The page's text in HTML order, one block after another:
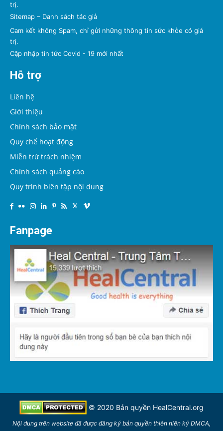
trị.
Sitemap – Danh sách tác giả
Cam kết không Spam, chỉ gửi những thông tin sức khỏe có giá
trị.
Cập nhập tin tức Covid - 19 mới nhất
Hỗ trợ
Liên hệ
Giới thiệu
Chính sách bảo mật
Quy chế hoạt động
Miễn trừ trách nhiệm
Chính sách quảng cáo
Quy trình biên tập nội dung
Fanpage
© 2020 Bản quyền HealCentral.org
Nội dung trên website đã được đăng ký bản quyền thiên niên kỷ DMCA,